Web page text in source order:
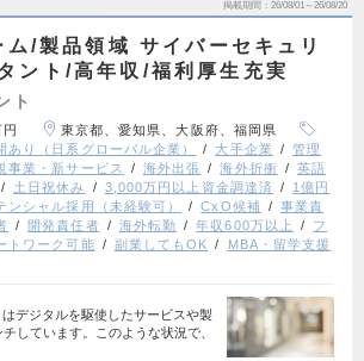
掲載期間 26/08/01～26/08/20
/製品領域 サイバーセキュリ
ント/高年収/福利厚生充実
ト
東京都、愛知県、大阪府、福岡県
あり（日系グローバル企業） 大手企業
管理
事業・新サービス 海外出張 海外折衝
英語
土日祝休み 3,000万円以上資金調達済
1億円
ンシャル採用（未経験可） CxO候補
事業責
開発責任者 海外転勤 年収600万以上
フ
トワーク可能 副業してもOK
MBA・留学支援
デジタルを駆使したサービスや製
しています。このような状況で、